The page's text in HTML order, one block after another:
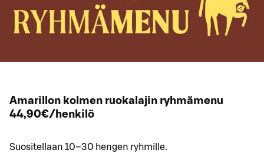
Amarillon kolmen ruokalajin ryhmämenu
44,90€/henkilö
Suositellaan 10–30 hengen ryhmille.